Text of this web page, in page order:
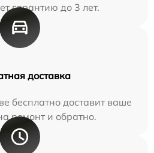
гарантию до 3 лет.
доставка
бесплатно доставит ваше
ремонт и обратно.